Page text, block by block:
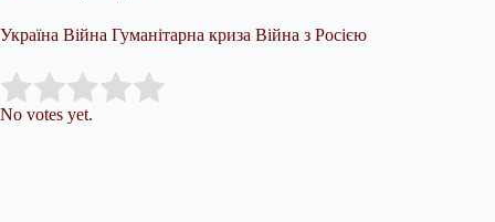
Україна Війна Гуманітарна криза Війна з Росією
Rate this item:
No votes yet.